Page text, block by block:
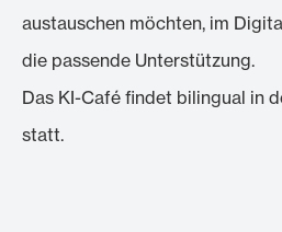
austauschen möchten, im
die passende Unterstützung.
Das KI-Café findet bilingual in
statt.